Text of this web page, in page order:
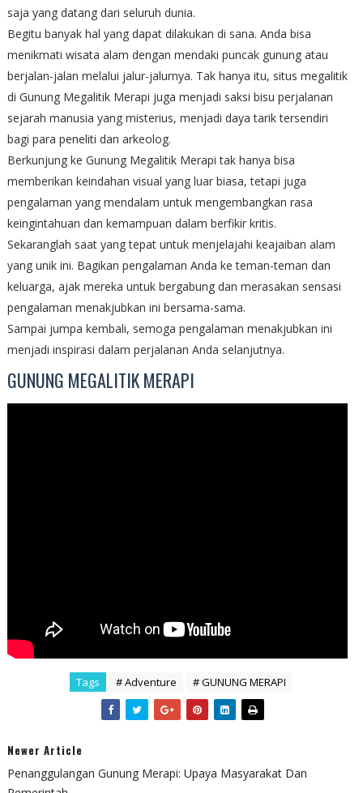
saja yang datang dari seluruh dunia.
Begitu banyak hal yang dapat dilakukan di sana. Anda bisa
menikmati wisata alam dengan mendaki puncak gunung atau
berjalan-jalan melalui jalur-jalurnya. Tak hanya itu, situs megalitik
di Gunung Megalitik Merapi juga menjadi saksi bisu perjalanan
sejarah manusia yang misterius, menjadi daya tarik tersendiri
bagi para peneliti dan arkeolog.
Berkunjung ke Gunung Megalitik Merapi tak hanya bisa
memberikan keindahan visual yang luar biasa, tetapi juga
pengalaman yang mendalam untuk mengembangkan rasa
keingintahuan dan kemampuan dalam berfikir kritis.
Sekaranglah saat yang tepat untuk menjelajahi keajaiban alam
yang unik ini. Bagikan pengalaman Anda ke teman-teman dan
keluarga, ajak mereka untuk bergabung dan merasakan sensasi
pengalaman menakjubkan ini bersama-sama.
Sampai jumpa kembali, semoga pengalaman menakjubkan ini
menjadi inspirasi dalam perjalanan Anda selanjutnya.
GUNUNG MEGALITIK MERAPI
Tags # Adventure # GUNUNG MERAPI
Newer Article
Penanggulangan Gunung Merapi: Upaya Masyarakat Dan